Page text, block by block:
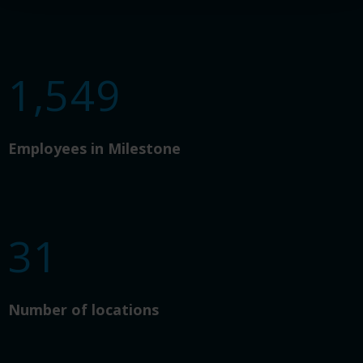
1,549
Employees in Milestone
31
Number of locations